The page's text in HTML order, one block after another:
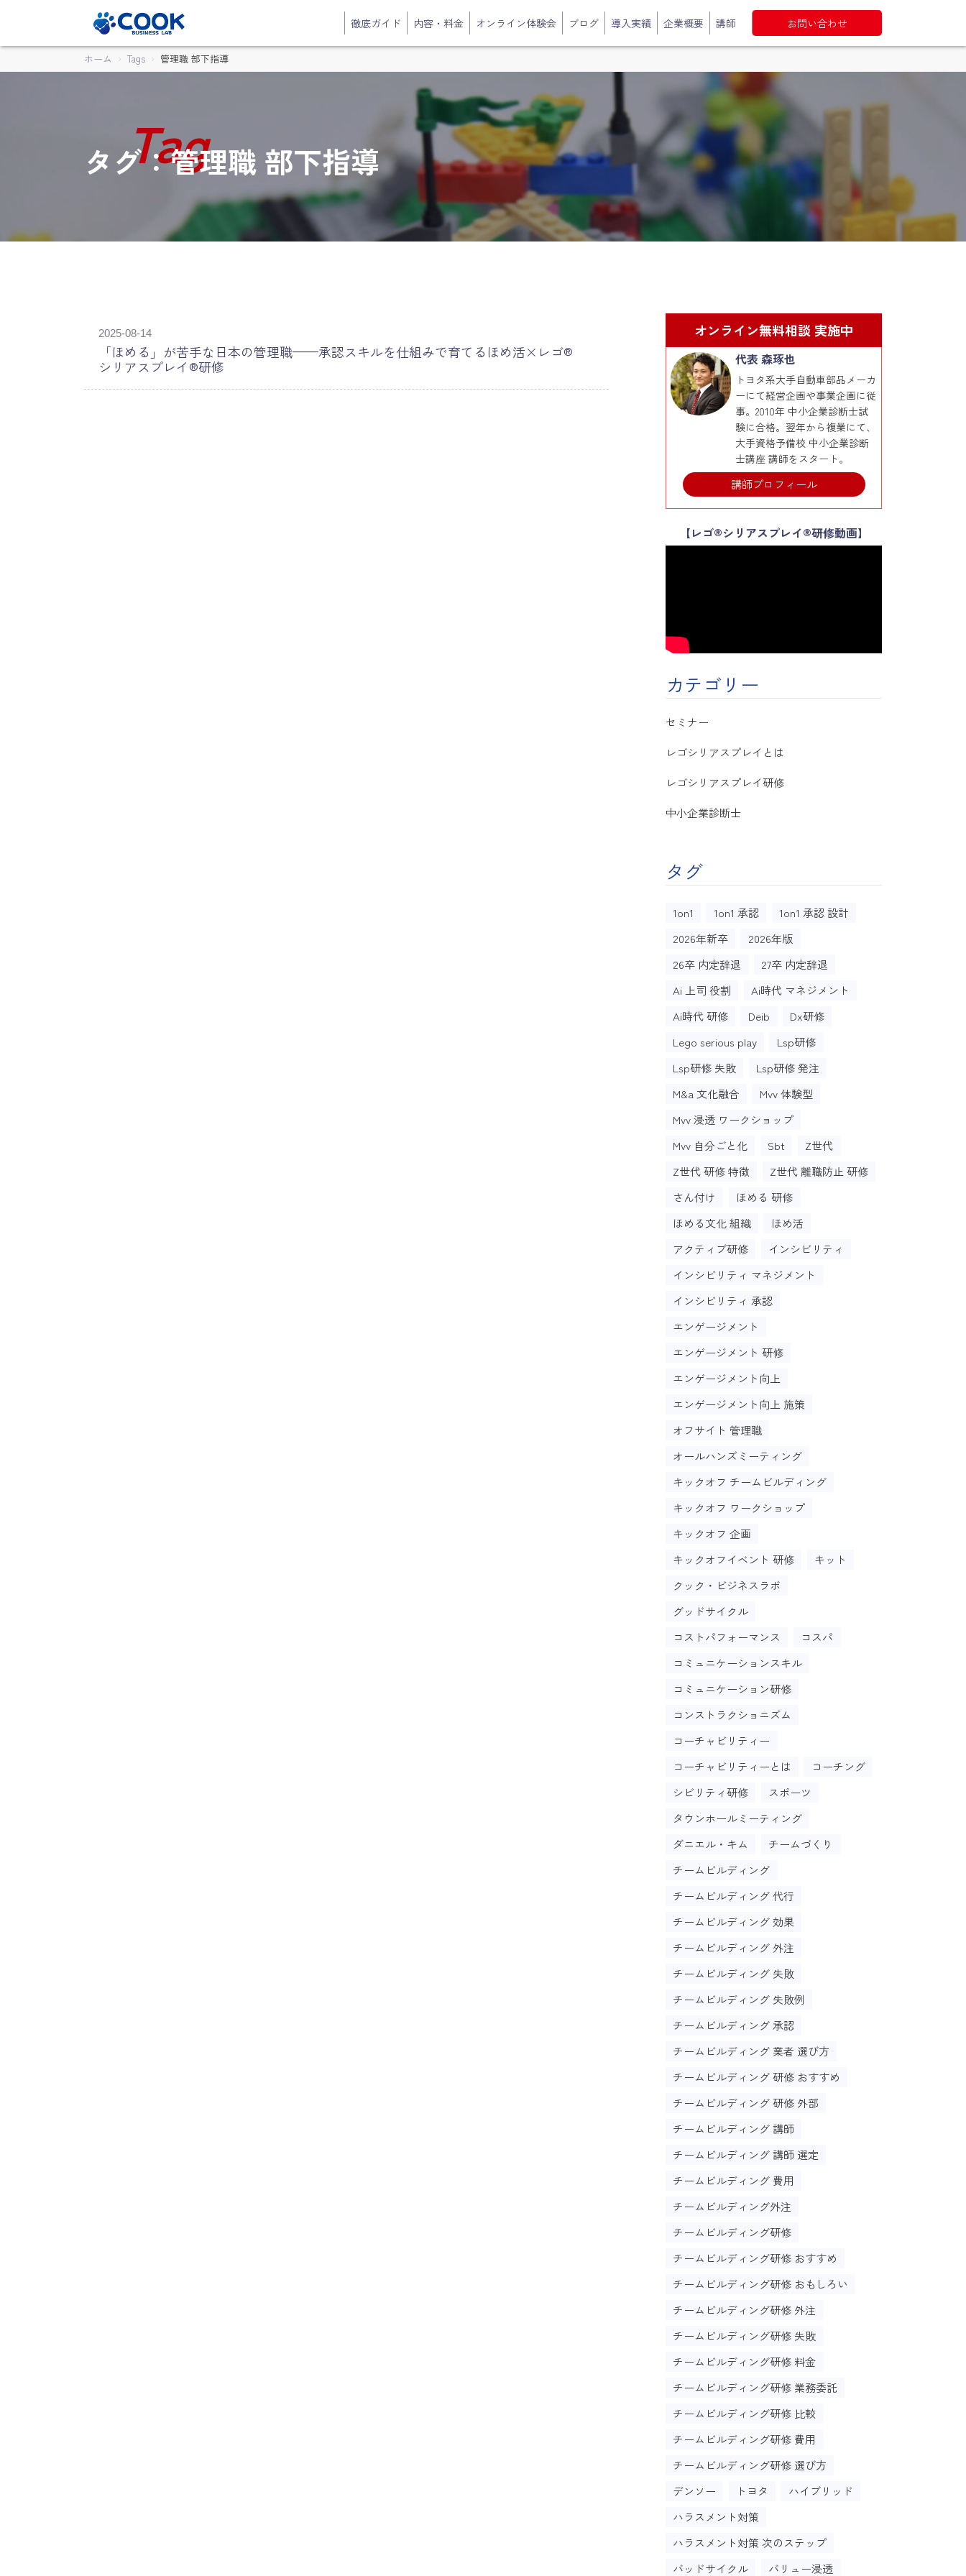
徹底ガイド 内容・料金 オンライン体験会 ブログ 導入実績 企業概要 講師 お問い合わせ
ホーム Tags 管理職 部下指導
タグ：管理職 部下指導
2025-08-14
「ほめる」が苦手な日本の管理職——承認スキルを仕組みで育てるほめ活×レゴ®
シリアスプレイ®研修
オンライン無料相談 実施中
代表 森琢也
トヨタ系大手自動車部品メーカ
ーにて経営企画や事業企画に従
事。2010年 中小企業診断士試
験に合格。翌年から複業にて、
大手資格予備校 中小企業診断
士講座 講師をスタート。
講師プロフィール
【レゴ®シリアスプレイ®研修動画】
カテゴリー
セミナー
レゴシリアスプレイとは
レゴシリアスプレイ研修
中小企業診断士
タグ
1on1 1on1 承認
1on1 承認 設計
2026年新卒
2026年版
26卒 内定辞退
27卒 内定辞退
Ai 上司 役割
Ai時代 マネジメント
Ai時代 研修
Deib
Dx研修
Lego serious play
Lsp研修
Lsp研修 失敗
Lsp研修 発注
M&a 文化融合
Mvv 体験型
Mvv 浸透 ワークショップ
Mvv 自分ごと化
Sbt
Z世代
Z世代 研修 特徴
Z世代 離職防止 研修
さん付け
ほめる 研修
ほめる文化 組織
ほめ活
アクティブ研修
インシビリティ
インシビリティ マネジメント
インシビリティ 承認
エンゲージメント
エンゲージメント 研修
エンゲージメント向上
エンゲージメント向上 施策
オフサイト 管理職
オールハンズミーティング
キックオフ チームビルディング
キックオフ ワークショップ
キックオフ 企画
キックオフイベント 研修
キット
クック・ビジネスラボ
グッドサイクル
コストパフォーマンス
コスパ
コミュニケーションスキル
コミュニケーション研修
コンストラクショニズム
コーチャビリティー
コーチャビリティーとは
コーチング
シビリティ研修
スポーツ
タウンホールミーティング
ダニエル・キム
チームづくり
チームビルディング
チームビルディング 代行
チームビルディング 効果
チームビルディング 外注
チームビルディング 失敗
チームビルディング 失敗例
チームビルディング 承認
チームビルディング 業者 選び方
チームビルディング 研修 おすすめ
チームビルディング 研修 外部
チームビルディング 講師
チームビルディング 講師 選定
チームビルディング 費用
チームビルディング外注
チームビルディング研修
チームビルディング研修 おすすめ
チームビルディング研修 おもしろい
チームビルディング研修 外注
チームビルディング研修 失敗
チームビルディング研修 料金
チームビルディング研修 業務委託
チームビルディング研修 比較
チームビルディング研修 費用
チームビルディング研修 選び方
デンソー
トヨタ
ハイブリッド
ハラスメント対策
ハラスメント対策 次のステップ
バッドサイクル
バリュー浸透